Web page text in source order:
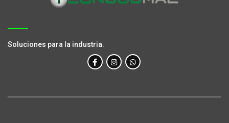
Soluciones para la industria.